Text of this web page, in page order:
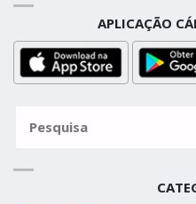
APLICAÇÃO